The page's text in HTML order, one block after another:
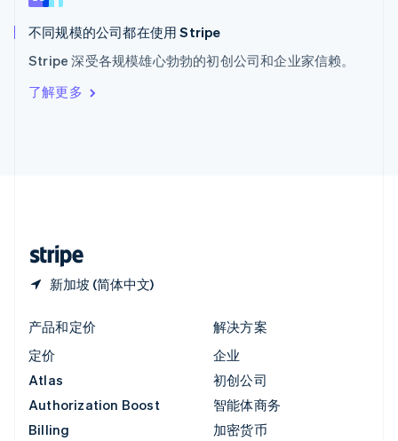
不同规模的公司都在使用 Stripe
Stripe 深受各规模雄心勃勃的初创公司和企业家信赖。
了解更多
新加坡 (简体中文)
匈牙利
English
ItalianoEnglish
English
产品和定价
定价
Atlas
Authorization Boost
Billing
解决方案
企业
初创公司
智能体商务
加密货币